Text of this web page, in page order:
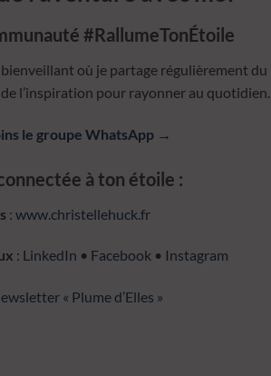
#RallumeTonÉtoile
où je partage régulièrement du
l’inspiration pour rayonner au quotidien.
le groupe WhatsApp →
à ton étoile :
:www.christellehuck.fr
: LinkedIn • Facebook • Instagram
« Plume d’Elles »